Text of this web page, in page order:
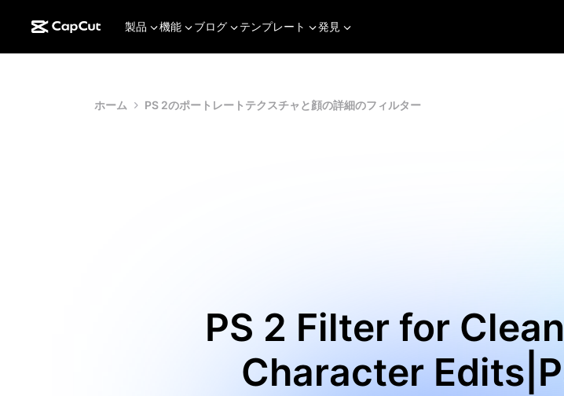
製品 機能 ブログ テンプレート 発見
ホーム PS 2のポートレートテクスチャと顔の詳細のフィルター
PS 2 Filter for
Character